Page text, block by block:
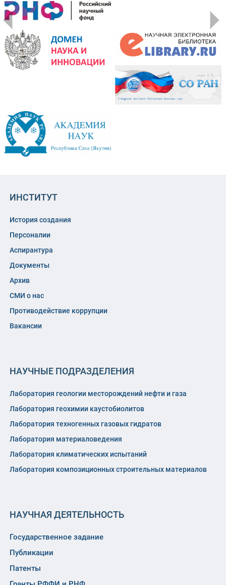
ИНСТИТУТ
История создания
Персоналии
Аспирантура
Документы
Архив
СМИ о нас
Противодействие коррупции
Вакансии
НАУЧНЫЕ ПОДРАЗДЕЛЕНИЯ
Лаборатория геологии месторождений нефти и газа
Лаборатория геохимии каустобиолитов
Лаборатория техногенных газовых гидратов
Лаборатория материаловедения
Лаборатория климатических испытаний
Лаборатория композиционных строительных материалов
НАУЧНАЯ ДЕЯТЕЛЬНОСТЬ
Государственное задание
Публикации
Патенты